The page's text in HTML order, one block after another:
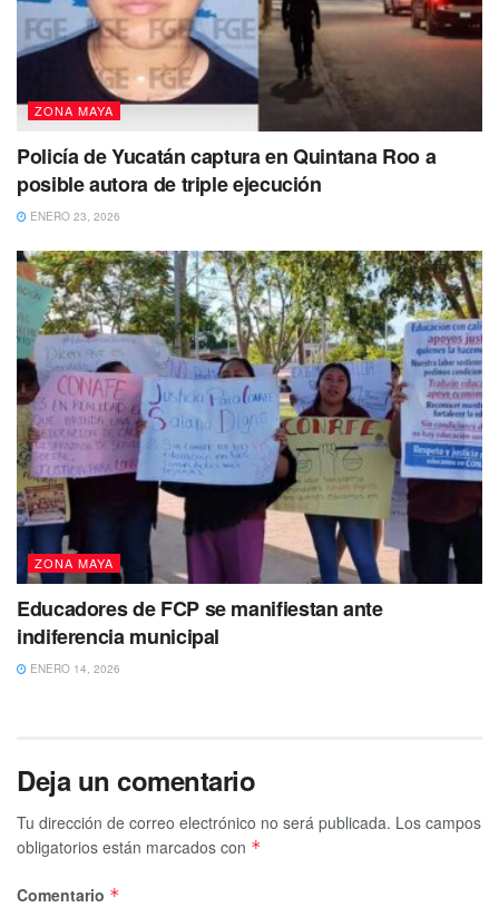
ZONA MAYA
Policía de Yucatán captura en Quintana Roo a
posible autora de triple ejecución
ENERO 23, 2026
ZONA MAYA
Educadores de FCP se manifiestan ante
indiferencia municipal
ENERO 14, 2026
Deja un comentario
Tu dirección de correo electrónico no será publicada. Los campos
obligatorios están marcados con *
Comentario *